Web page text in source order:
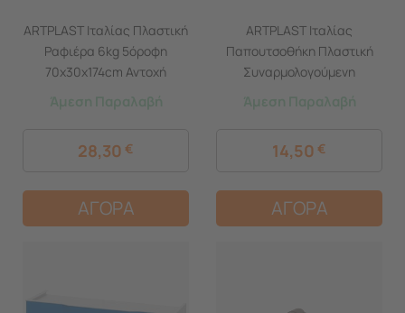
ARTPLAST Ιταλίας Πλαστική
Ραφιέρα 6kg 5όροφη
70x30x174cm Αντοχή
Ραφιού 25kg Max Αντοχή
Άμεση Παραλαβή
28,30 €
ΑΓΟΡΑ
ARTPLAST Ιταλίας
Παπουτσοθήκη Πλαστική
Συναρμολογούμενη
51x17.3x41cm για 3 Ζευγάρια
Άμεση Παραλαβή
14,50 €
ΑΓΟΡΑ